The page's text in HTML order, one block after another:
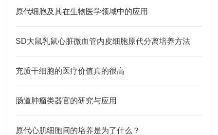
原代细胞及其在生物医学领域中的应用
SD大鼠乳鼠心脏微血管内皮细胞原代分离培养方法
充质干细胞的医疗价值真的很高
肠道肿瘤类器官的研究与应用
原代心肌细胞间的培养是为了什么？